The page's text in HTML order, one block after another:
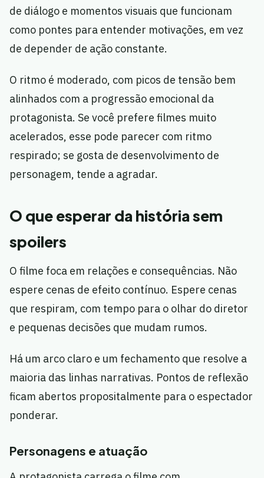
de diálogo e momentos visuais que funcionam
como pontes para entender motivações, em vez
de depender de ação constante.
O ritmo é moderado, com picos de tensão bem
alinhados com a progressão emocional da
protagonista. Se você prefere filmes muito
acelerados, esse pode parecer com ritmo
respirado; se gosta de desenvolvimento de
personagem, tende a agradar.
O que esperar da história sem
spoilers
O filme foca em relações e consequências. Não
espere cenas de efeito contínuo. Espere cenas
que respiram, com tempo para o olhar do diretor
e pequenas decisões que mudam rumos.
Há um arco claro e um fechamento que resolve a
maioria das linhas narrativas. Pontos de reflexão
ficam abertos propositalmente para o espectador
ponderar.
Personagens e atuação